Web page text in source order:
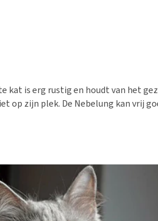
en dementie
kat is erg rustig en houdt van het
op zijn plek. De Nebelung kan vrij